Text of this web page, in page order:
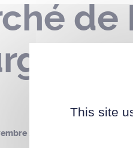
de
2025
This site